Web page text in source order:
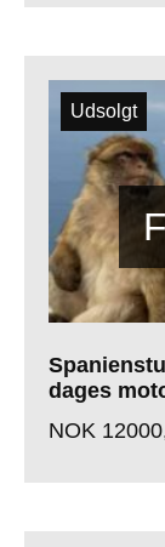
dages
NOK
Udsolgt